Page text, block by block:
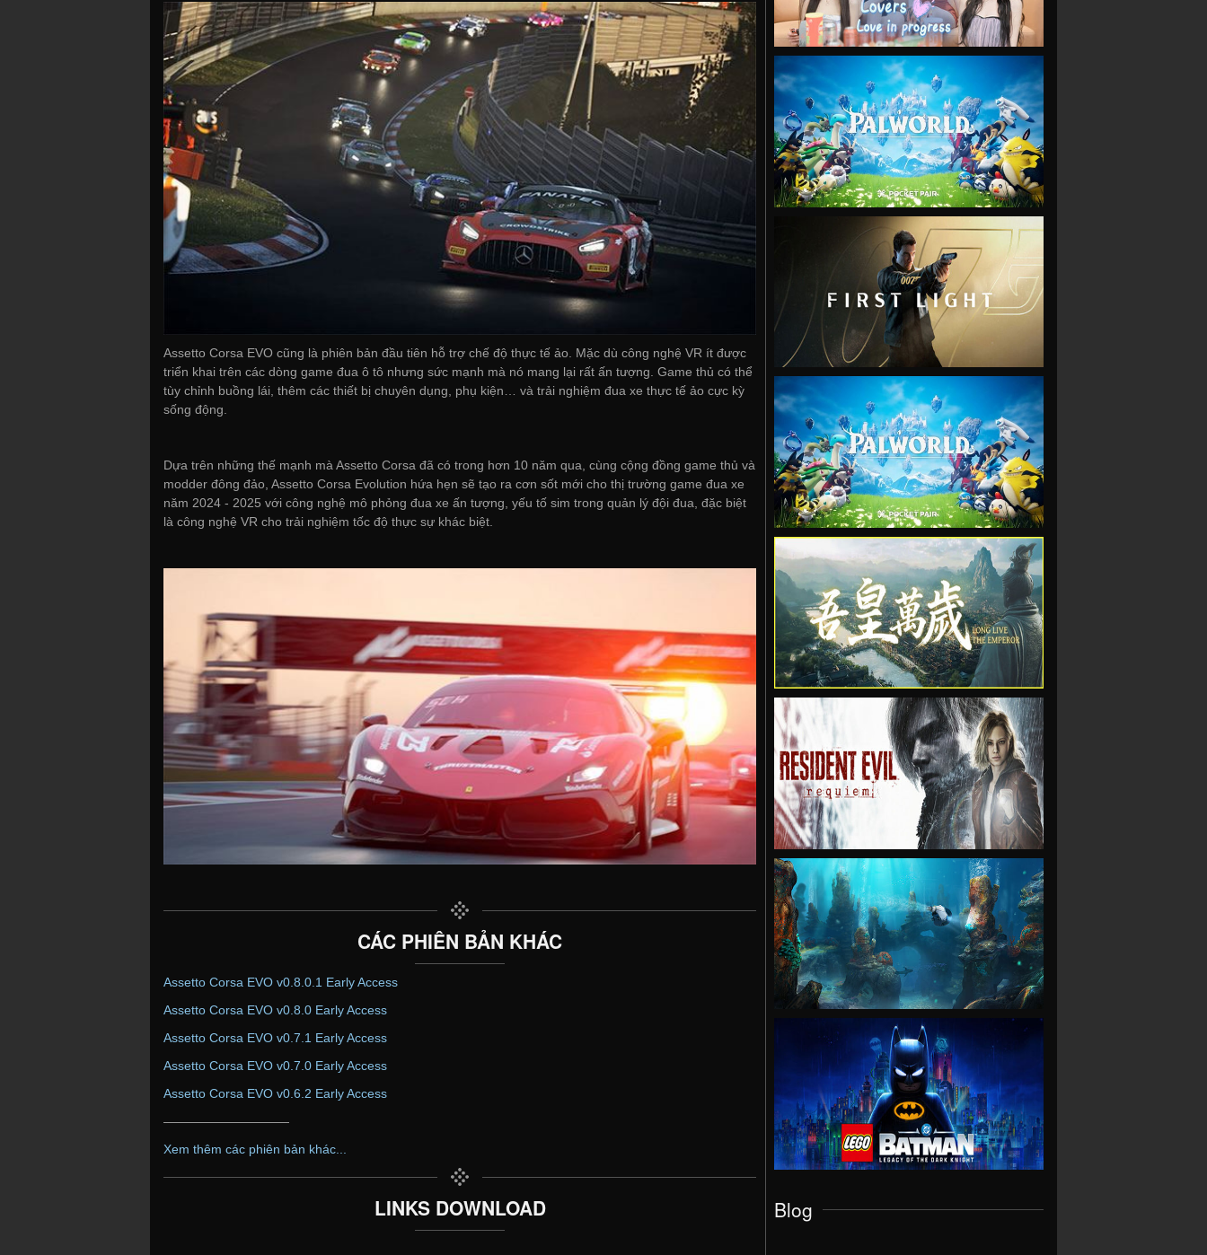
Assetto Corsa EVO cũng là phiên bản đầu tiên hỗ trợ chế độ thực tế ảo. Mặc dù công nghệ VR ít được
triển khai trên các dòng game đua ô tô nhưng sức mạnh mà nó mang lại rất ấn tượng. Game thủ có thể
tùy chỉnh buồng lái, thêm các thiết bị chuyên dụng, phụ kiện… và trải nghiệm đua xe thực tế ảo cực kỳ
sống động.
Dựa trên những thế mạnh mà Assetto Corsa đã có trong hơn 10 năm qua, cùng cộng đồng game thủ và
modder đông đảo, Assetto Corsa Evolution hứa hẹn sẽ tạo ra cơn sốt mới cho thị trường game đua xe
năm 2024 - 2025 với công nghệ mô phỏng đua xe ấn tượng, yếu tố sim trong quản lý đội đua, đặc biệt
là công nghệ VR cho trải nghiệm tốc độ thực sự khác biệt.
CÁC PHIÊN BẢN KHÁC
Assetto Corsa EVO v0.8.0.1 Early Access
Assetto Corsa EVO v0.8.0 Early Access
Assetto Corsa EVO v0.7.1 Early Access
Assetto Corsa EVO v0.7.0 Early Access
Assetto Corsa EVO v0.6.2 Early Access
——————————
Xem thêm các phiên bản khác...
LINKS DOWNLOAD
VIEW
VIEW
VIEW
VIEW
VIEW
VIEW
VIEW
Blog